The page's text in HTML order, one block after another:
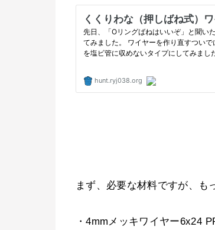
まず、必要な材料ですが、も
・4mmメッキワイヤー